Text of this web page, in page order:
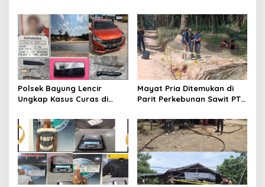
Penindakan dan
Pencegahan Terus
Dilakukan
Hukum Dipertanyakan
Polsek Bayung Lencir
Ungkap Kasus Curas di
Satu Pelaku Ditangkap Dua
Masih Diburu
Mayat Pria Ditemukan di
Parit Perkebunan Sawit PT
Selidiki Penyebab Kematian